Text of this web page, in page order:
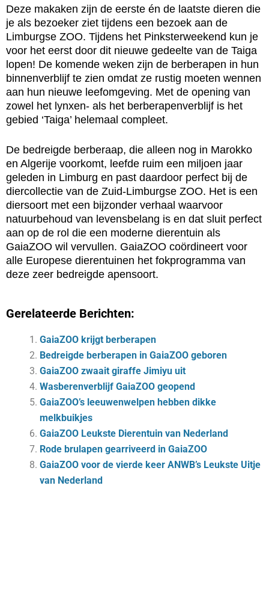
Deze makaken zijn de eerste én de laatste dieren die
je als bezoeker ziet tijdens een bezoek aan de
Limburgse ZOO. Tijdens het Pinksterweekend kun je
voor het eerst door dit nieuwe gedeelte van de Taiga
lopen! De komende weken zijn de berberapen in hun
binnenverblijf te zien omdat ze rustig moeten wennen
aan hun nieuwe leefomgeving. Met de opening van
zowel het lynxen- als het berberapenverblijf is het
gebied ‘Taiga’ helemaal compleet.
De bedreigde berberaap, die alleen nog in Marokko
en Algerije voorkomt, leefde ruim een miljoen jaar
geleden in Limburg en past daardoor perfect bij de
diercollectie van de Zuid-Limburgse ZOO. Het is een
diersoort met een bijzonder verhaal waarvoor
natuurbehoud van levensbelang is en dat sluit perfect
aan op de rol die een moderne dierentuin als
GaiaZOO wil vervullen. GaiaZOO coördineert voor
alle Europese dierentuinen het fokprogramma van
deze zeer bedreigde apensoort.
Gerelateerde Berichten:
GaiaZOO krijgt berberapen
Bedreigde berberapen in GaiaZOO geboren
GaiaZOO zwaait giraffe Jimiyu uit
Wasberenverblijf GaiaZOO geopend
GaiaZOO’s leeuwenwelpen hebben dikke
melkbuikjes
GaiaZOO Leukste Dierentuin van Nederland
Rode brulapen gearriveerd in GaiaZOO
GaiaZOO voor de vierde keer ANWB’s Leukste Uitje
van Nederland